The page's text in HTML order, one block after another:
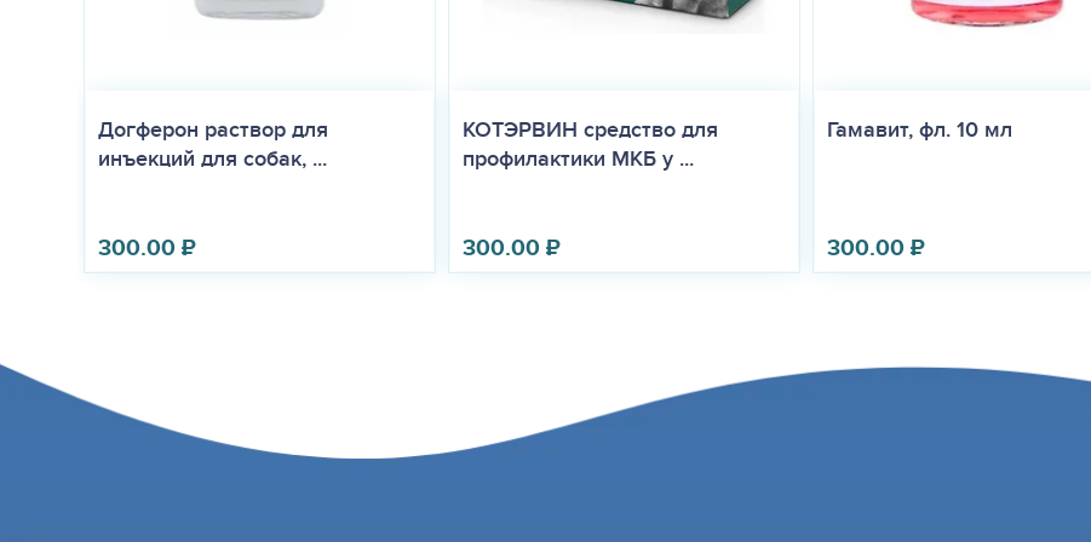
Противопоказанием к применению препарата является повышенная индивидуальная чувствительность к компонентам препарата,
желчные камни, нефункционирующий желчный пузырь, острые воспалительные заболевания желчного пузыря, желчных протоков
нарушение сократительной способности желчного пузыря, закупорка желчных путей (закупорка общего желчного протока или
выраженная печеночная и/или почечная недостаточность, язвенный колит, болезнь Крона, язвенная болезнь желудка и
Догферон раствор для
инъекций для собак, ...
300.00₽
КОТЭРВИН средство для
профилактики МКБ у ...
300.00₽
Гамавит, фл. 10 мл
300.00₽